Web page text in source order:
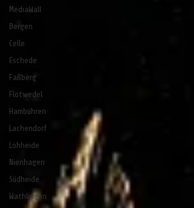
MediaWall
Bergen
Celle
Eschede
Faßberg
Flotwedel
Hambühren
Lachendorf
Lohheide
Nienhagen
Südheide
Wathlingen